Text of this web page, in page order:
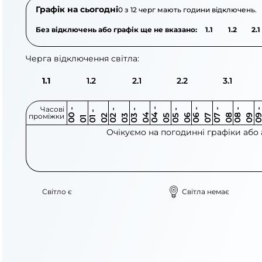
Графік на сьогодні0 з 12 черг мають години відключень.
Без відключень або графік ще не вказано: 1.1 1.2 2.1
Черга відключення світла:
1.1 1.2 2.1 2.2 3.1
Часові
проміжки 0
0
-
0 1 0
1
-
0 2 0 2
-
0 3 0 3
-
0 4 0 4
-
0 5 0 5
-
0 6 0 6
-
0 7 0 7
-
0 8 0 8
-
0 9 0
9
-
1
Очікуємо на погодинні графіки
Світло є Світла немає